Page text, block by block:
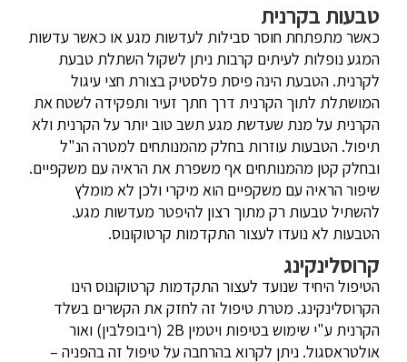
טבעות בקרנית
כאשר מתפתחת חוסר סבילות לעדשות מגע או כאשר עדשות
המגע נופלות לעיתים קרבות ניתן לשקול השתלת טבעת
לקרנית. הטבעת הינה פיסת פלסטיק בצורת חצי עיגול
המושתלת לתוך הקרנית דרך חתך זעיר ותפקידה לשטח את
הקרנית על מנת שעדשת מגע תשב טוב יותר על הקרנית ולא
תיפול. הטבעות עוזרות בחלק מהמנותחים למטרה הנ"ל
ובחלק קטן מהמנותחים אף משפרת את הראיה עם משקפיים.
שיפור הראיה עם משקפיים הוא מיקרי ולכן לא מומלץ
להשתיל טבעות רק מתוך רצון להיפטר מעדשות מגע.
הטבעות לא נועדו לעצור התקדמות קרטוקונוס.
קרוסלינקינג
הטיפול היחיד שנועד לעצור התקדמות קרטוקונוס הינו
הקרוסלינקינג. מטרת טיפול זה לחזק את הקשרים בשלד
הקרנית ע"י שימוש בטיפות ויטמין 2B (ריבופלבין) ואור
אולטראסגול. ניתן לקרוא בהרחבה על טיפול זה בהפניה –